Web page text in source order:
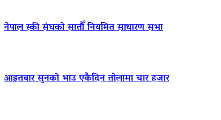
नेपाल स्की संघको सातौँ नियमित साधारण सभा
आइतबार सुनको भाउ एकैदिन तोलामा चार हजार